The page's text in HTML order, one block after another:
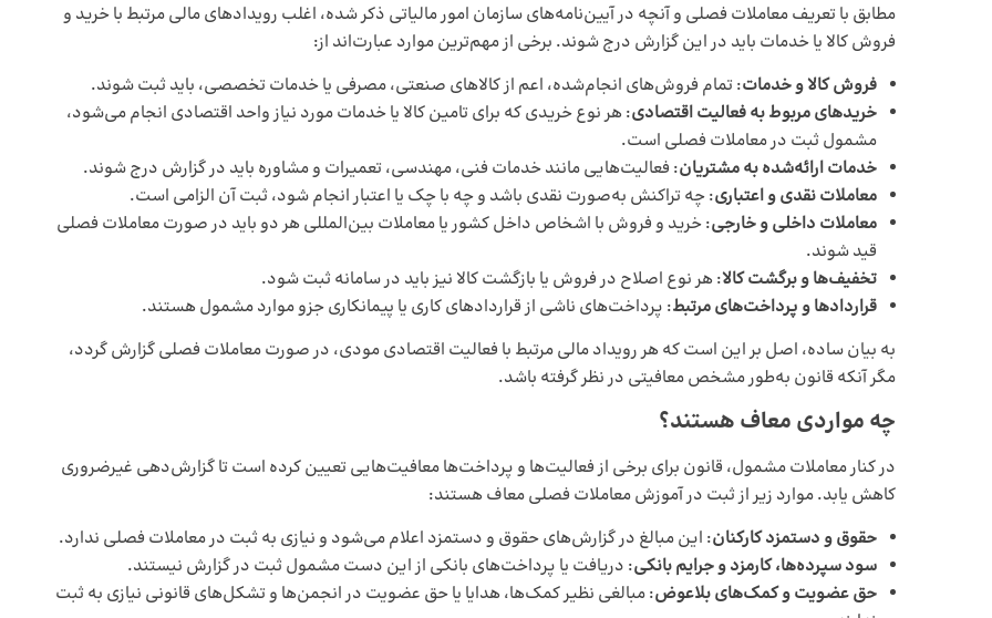
مطابق با تعریف معاملات فصلی و آنچه در آیین‌نامه‌های سازمان امور مالیاتی ذکر شده، اغلب رویدادهای مالی مرتبط با خرید و
فروش کالا یا خدمات باید در این گزارش درج شوند. برخی از مهم‌ترین موارد عبارت‌اند از:
فروش کالا و خدمات: تمام فروش‌های انجام‌شده، اعم از کالاهای صنعتی، مصرفی یا خدمات تخصصی، باید ثبت شوند.
خریدهای مربوط به فعالیت اقتصادی: هر نوع خریدی که برای تامین کالا یا خدمات مورد نیاز واحد اقتصادی انجام می‌شود،
مشمول ثبت در معاملات فصلی است.
خدمات ارائه‌شده به مشتریان: فعالیت‌هایی مانند خدمات فنی، مهندسی، تعمیرات و مشاوره باید در گزارش درج شوند.
معاملات نقدی و اعتباری: چه تراکنش به‌صورت نقدی باشد و چه با چک یا اعتبار انجام شود، ثبت آن الزامی است.
معاملات داخلی و خارجی: خرید و فروش با اشخاص داخل کشور یا معاملات بین‌المللی هر دو باید در صورت معاملات فصلی
قید شوند.
تخفیف‌ها و برگشت کالا: هر نوع اصلاح در فروش یا بازگشت کالا نیز باید در سامانه ثبت شود.
قراردادها و پرداخت‌های مرتبط: پرداخت‌های ناشی از قراردادهای کاری یا پیمانکاری جزو موارد مشمول هستند.
به بیان ساده، اصل بر این است که هر رویداد مالی مرتبط با فعالیت اقتصادی مودی، در صورت معاملات فصلی گزارش گردد،
مگر آنکه قانون به‌طور مشخص معافیتی در نظر گرفته باشد.
چه مواردی معاف هستند؟
در کنار معاملات مشمول، قانون برای برخی از فعالیت‌ها و پرداخت‌ها معافیت‌هایی تعیین کرده است تا گزارش‌دهی غیرضروری
کاهش یابد. موارد زیر از ثبت در آموزش معاملات فصلی معاف هستند:
حقوق و دستمزد کارکنان: این مبالغ در گزارش‌های حقوق و دستمزد اعلام می‌شود و نیازی به ثبت در معاملات فصلی ندارد.
سود سپرده‌ها، کارمزد و جرایم بانکی: دریافت یا پرداخت‌های بانکی از این دست مشمول ثبت در گزارش نیستند.
حق عضویت و کمک‌های بلاعوض: مبالغی نظیر کمک‌ها، هدایا یا حق عضویت در انجمن‌ها و تشکل‌های قانونی نیازی به ثبت